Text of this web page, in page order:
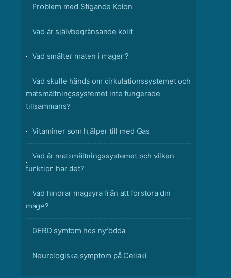
Problem med Stigande Kolon
Vad är självbegränsande kolit
Vad smälter maten i magen?
Vad skulle hända om cirkulationssystemet och
matsmältningssystemet inte fungerade
tillsammans?
Vitaminer som hjälper till med Gas
Vad är matsmältningssystemet och vilken
funktion har det?
Vad hindrar magsyra från att förstöra din
mage?
GERD symtom hos nyfödda
Neurologiska symptom på Celiaki